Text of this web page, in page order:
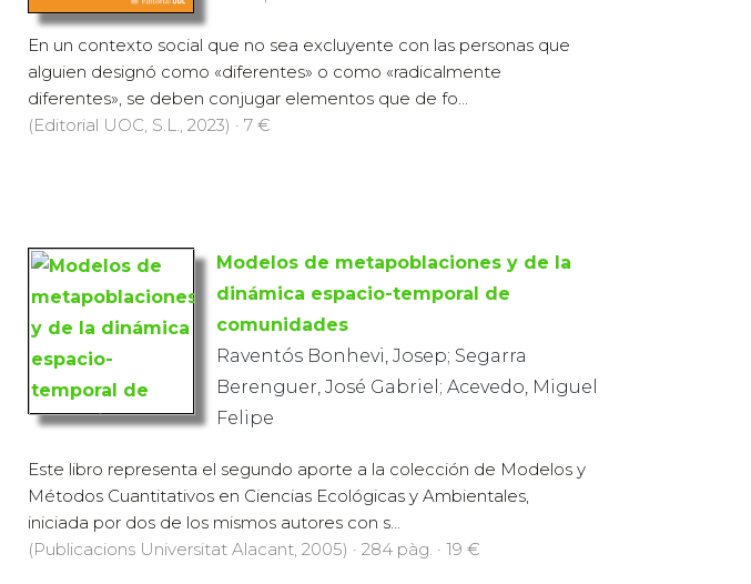
En un contexto social que no sea excluyente con las personas que
alguien designó como «diferentes» o como «radicalmente
diferentes», se deben conjugar elementos que de fo...
(Editorial UOC, S.L., 2023) · 7 €
Modelos de metapoblaciones y de la
dinámica espacio-temporal de
comunidades
Raventós Bonhevi, Josep; Segarra
Berenguer, José Gabriel; Acevedo, Miguel
Felipe
Este libro representa el segundo aporte a la colección de Modelos y
Métodos Cuantitativos en Ciencias Ecológicas y Ambientales,
iniciada por dos de los mismos autores con s...
(Publicacions Universitat Alacant, 2005) · 284 pàg. · 19 €